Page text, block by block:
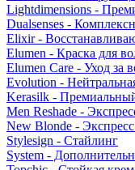
Lightdimensions -
Dualsenses -
Elixir -
Elumen - Краска для
Elumen Care - Уход за
Evolution -
Kerasilk -
Men Reshade -
New Blonde -
Stylesign - Стайлинг
System -